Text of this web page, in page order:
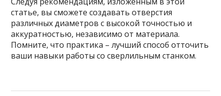
статье, вы сможете создавать отверстия
различных диаметров с высокой точностью и
аккуратностью, независимо от материала.
Помните, что практика – лучший способ отточить
ваши навыки работы со сверлильным станком.